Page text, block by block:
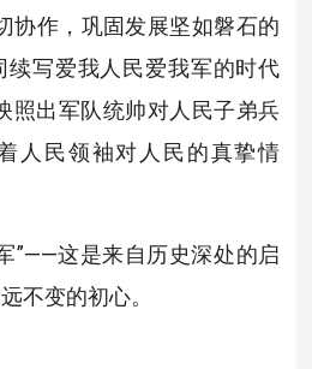
作，巩固发展坚如磐石的
续写爱我人民爱我军的时代
照出军队统帅对人民子弟兵
人民领袖对人民的真挚情
这是来自历史深处的启
不变的初心。